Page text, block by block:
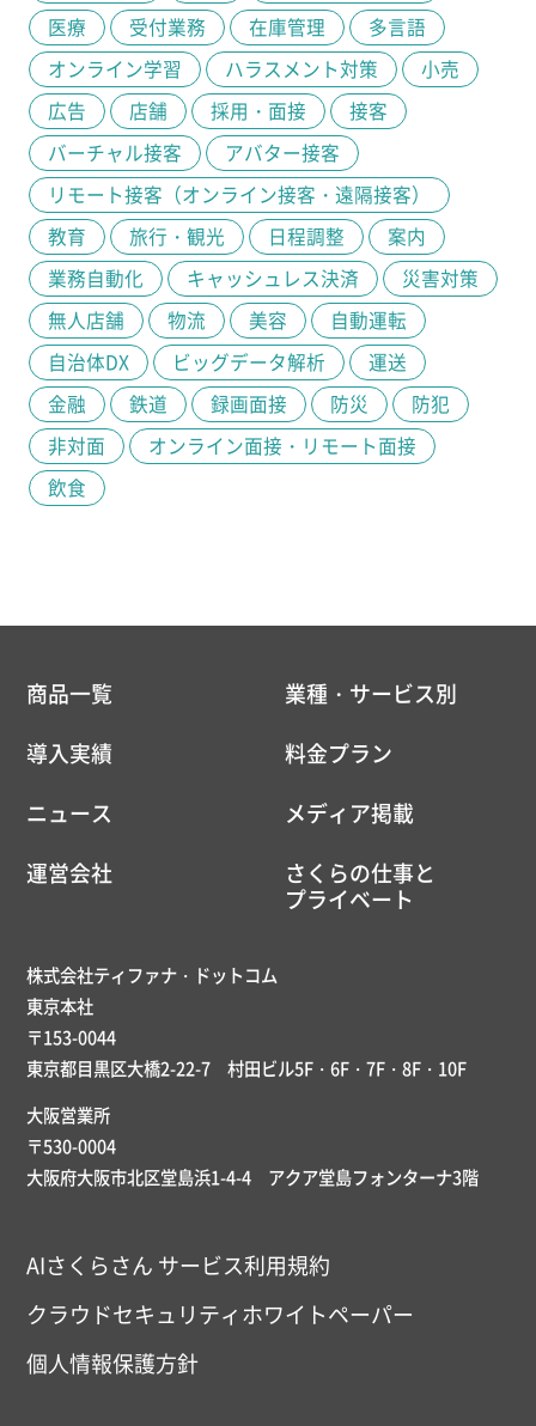
医療
受付業務 在庫管理
多言語
オンライン学習
ハラスメント対策
小売
広告
店舗 採用・面接
接客
バーチャル接客
アバター接客
リモート接客（オンライン接客・遠隔接客）
教育
旅行・観光 日程調整
案内
業務自動化
キャッシュレス決済
災害対策
無人店舗
物流 美容
自動運転
自治体DX
ビッグデータ解析
運送
金融
鉄道 録画面接 防災
防犯
非対面
オンライン面接・リモート面接
飲食
商品一覧
業種・サービス別
導入実績
料金プラン
ニュース
メディア掲載
運営会社
さくらの仕事と
プライベート
株式会社ティファナ・ドットコム
東京本社
〒153-0044
東京都目黒区大橋2-22-7 村田ビル5F・6F・7F・8F・10F
大阪営業所
〒530-0004
大阪府大阪市北区堂島浜1-4-4 アクア堂島フォンターナ3階
AIさくらさん サービス利用規約
クラウドセキュリティホワイトペーパー
個人情報保護方針